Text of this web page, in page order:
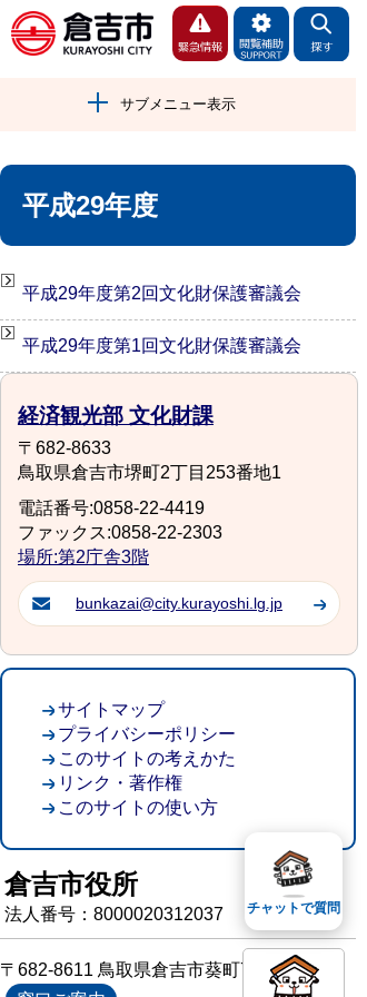
サブメニュー表示
平成29年度
平成29年度第2回文化財保護審議会
平成29年度第1回文化財保護審議会
経済観光部 文化財課
〒682-8633
鳥取県倉吉市堺町2丁目253番地1
電話番号:0858-22-4419
ファックス:0858-22-2303
場所:第2庁舎3階
bunkazai@city.kurayoshi.lg.jp
サイトマップ
プライバシーポリシー
このサイトの考えかた
リンク・著作権
このサイトの使い方
倉吉市役所
法人番号：8000020312037
〒682-8611 鳥取県倉吉市葵町722
チャットで質問